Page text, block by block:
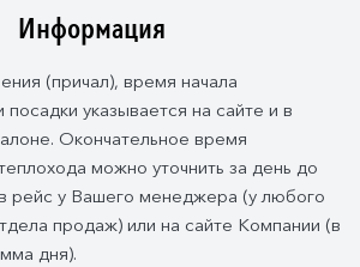
по умолчанию.
стола. Включены напитки
вода, сок, чай, кофе. В рейсах до
высадке в день прибытия
система питания, выбор блюд со 2-
Включены напитки без ограничения:
Информация
(причал), время начала
посадки указывается на сайте и в
Окончательное время
можно уточнить за день до
рейс у Вашего менеджера (у любого
продаж) или на сайте Компании (в
дня).